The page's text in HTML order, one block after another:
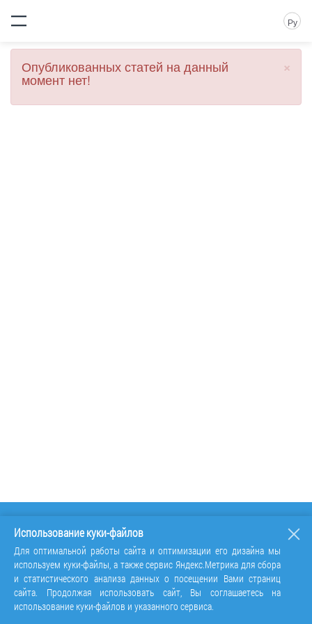
Ру
×
Опубликованных статей на данный
момент нет!
Использование куки-файлов
Для оптимальной работы сайта и оптимизации его дизайна мы
используем куки-файлы, а также сервис Яндекс.Метрика для сбора
и статистического анализа данных о посещении Вами страниц
сайта. Продолжая использовать сайт, Вы соглашаетесь на
использование куки-файлов и указанного сервиса.